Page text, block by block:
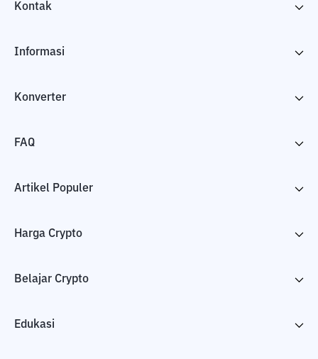
Kontak
Informasi
Konverter
FAQ
Artikel Populer
Harga Crypto
Belajar Crypto
Edukasi